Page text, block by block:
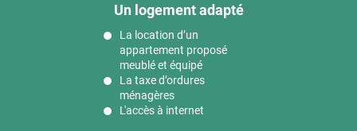
Un logement adapté
La location d’un
appartement proposé
meublé et équipé
La taxe d’ordures
ménagères
L'accès à internet